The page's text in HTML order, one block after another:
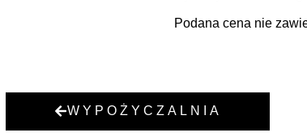
Podana cena nie
WYPOŻYCZALNIA